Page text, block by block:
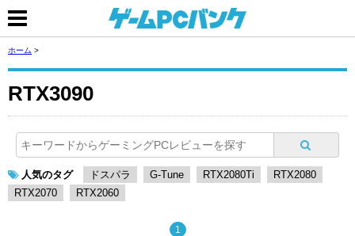
ホーム >
RTX3090
人気のタグ ドスパラ G-Tune RTX2080Ti
RTX2080
RTX2070
RTX2060
1